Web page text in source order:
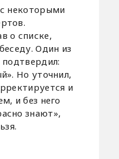
некоторыми
о списке,
Один из
Но уточнил,
и
и без него
знают»,